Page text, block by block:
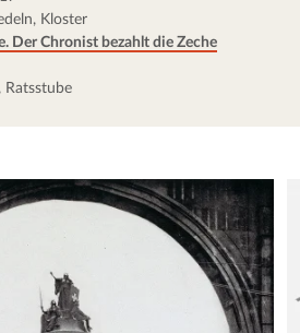
Kloster
Der Chronist bezahlt die Zeche
Ratsstube